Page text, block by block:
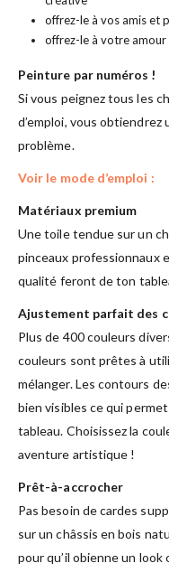
offrez-le à vos amis et
offrez-le à votre amour
Peinture par numéros !
Si vous peignez tous les
d’emploi, vous
problème.
Voir le mode d’emploi :
Matériaux premium
Une toile tendue sur un
pinceaux professionnaux
qualité feront de ton
Ajustement parfait des
Plus de 400 couleurs
couleurs sont prêtes à
mélanger. Les contours
bien visibles ce qui
tableau. Choisissez la
aventure artistique !
Prêt-à-accrocher
Pas besoin de cardes
sur un châssis en bois
pour qu’il obienne un look